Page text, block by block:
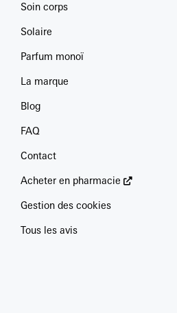
Soin corps
Solaire
Parfum monoï
La marque
Blog
FAQ
Contact
Acheter en pharmacie
Gestion des cookies
Tous les avis